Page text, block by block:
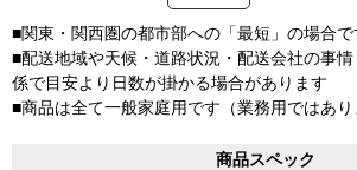
■関東・関西圏の都市部への「最短」の場合で
■配送地域や天候・道路状況・配送会社の事
係で目安より日数が掛かる場合があります
■商品は全て一般家庭用です（業務用ではあり
商品スペック